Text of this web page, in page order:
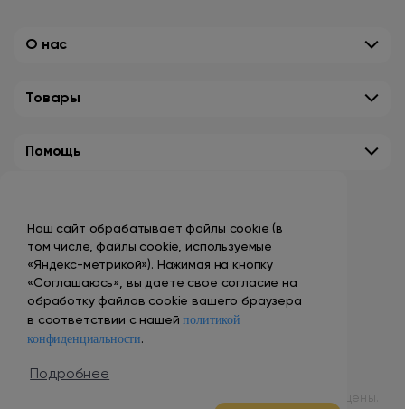
Наш сайт обрабатывает файлы cookie (в
том числе, файлы cookie, используемые
«Яндекс-метрикой»). Нажимая на кнопку
«Соглашаюсь», вы даете свое согласие на
обработку файлов cookie вашего браузера
в соответствии с нашейполитикой
конфиденциальности.
Подробнее
О нас
Товары
Помощь
+7 (495) 149-10-99
promo@smokenvape.su
пн-пт: 9:00 – 18:00
сб-вс: выходной
© 1998 – 2024 ООО «Табак Вэйп Сити». Все права защищены.